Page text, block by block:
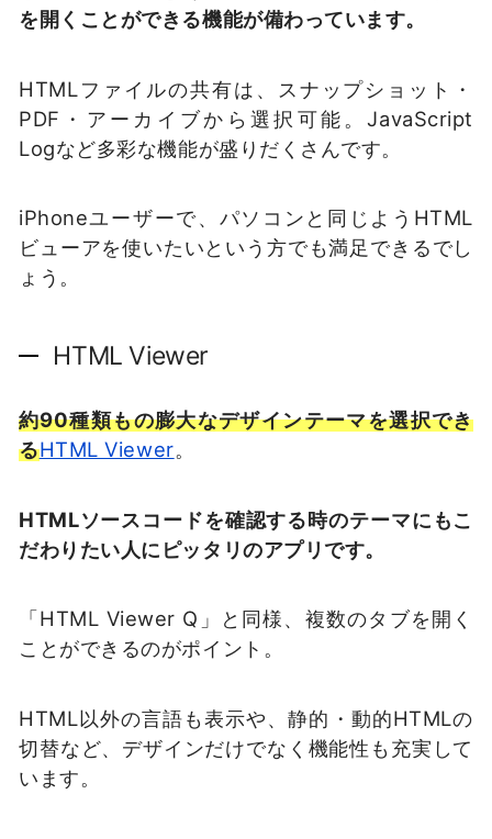
を開くことができる機能が備わっています。
HTMLファイルの共有は、スナップショット・
PDF・アーカイブから選択可能。JavaScript
Logなど多彩な機能が盛りだくさんです。
iPhoneユーザーで、パソコンと同じようHTML
ビューアを使いたいという方でも満足できるでし
ょう。
HTML Viewer
約90種類もの膨大なデザインテーマを選択でき
るHTML Viewer。
HTMLソースコードを確認する時のテーマにもこ
だわりたい人にピッタリのアプリです。
「HTML Viewer Q」と同様、複数のタブを開く
ことができるのがポイント。
HTML以外の言語も表示や、静的・動的HTMLの
切替など、デザインだけでなく機能性も充実して
います。